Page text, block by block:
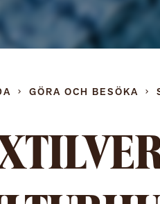
GÖRA OCH BESÖKA